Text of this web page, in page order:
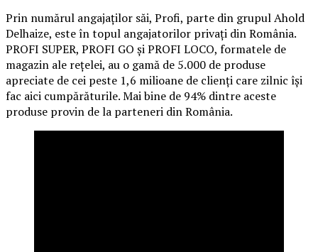
Prin numărul angajaților săi, Profi, parte din grupul Ahold
Delhaize, este în topul angajatorilor privați din România.
PROFI SUPER, PROFI GO și PROFI LOCO, formatele de
magazin ale rețelei, au o gamă de 5.000 de produse
apreciate de cei peste 1,6 milioane de clienți care zilnic își
fac aici cumpărăturile. Mai bine de 94% dintre aceste
produse provin de la parteneri din România.